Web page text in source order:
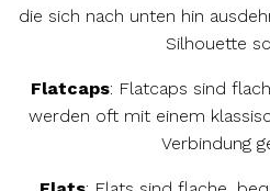
die sich nach unten hin
Silhouette
Flatcaps: Flatcaps sind
werden oft mit einem
Verbindung